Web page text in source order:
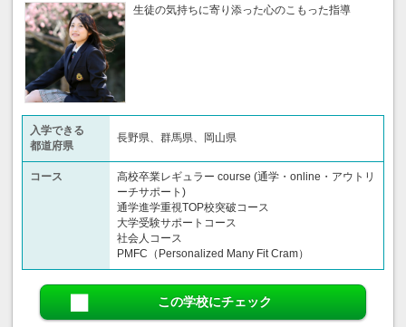
生徒の気持ちに寄り添った心のこもった指導
入学できる
都道府県
長野県、群馬県、岡山県
コース
高校卒業レギュラー course (通学・online・アウトリ
ーチサポート)
通学進学重視TOP校突破コース
大学受験サポートコース
社会人コース
PMFC（Personalized Many Fit Cram）
この学校にチェック